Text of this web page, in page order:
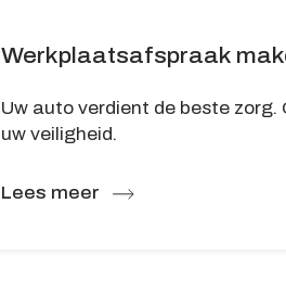
Werkplaatsafspraak
Uw auto verdient de beste
uw veiligheid.
Lees meer